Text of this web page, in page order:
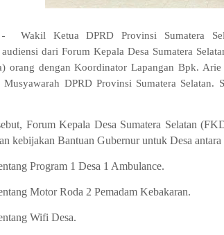
-
Wakil Ketua DPRD Provinsi Sumatera
dari Forum Kepala Desa Sumatera
orang dengan Koordinator Lapangan Bpk.
Musyawarah DPRD Provinsi Sumatera
Forum Kepala Desa Sumatera Selatan
kebijakan Bantuan Gubernur untuk Desa antara
Program 1 Desa 1 Ambulance.
Motor Roda 2 Pemadam Kebakaran.
Wifi Desa.